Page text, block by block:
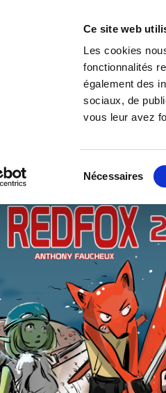
Ce site web
Les cookies
fonctionnalités
également des
sociaux, de
vous leur avez
Nécessaires
DE LA PAGE BLANCHE... AU BEST SELLER
/ BD / Aventure /
LES